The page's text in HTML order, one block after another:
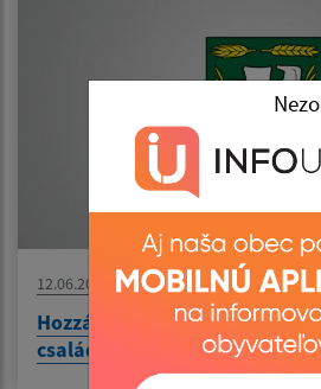
12.06.2026
Hozzájárulás a Munkaügyi
család funkcióihoz nyújtott